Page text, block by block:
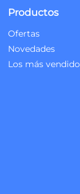
Productos
Ofertas
Novedades
Los más